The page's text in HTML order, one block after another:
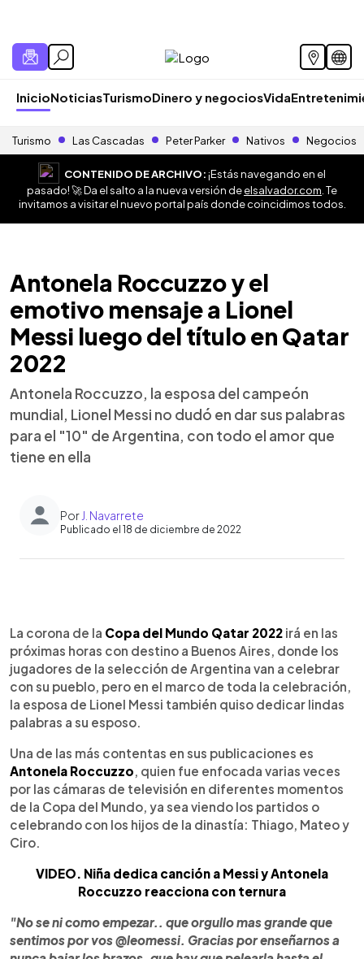
InicioNoticiasTurismoDinero y negociosVida
Turismo Las Cascadas Peter Parker Nativos Negocios
CONTENIDO DE ARCHIVO:¡Estás navegando en el
pasado! 🚀 Da el salto a la nueva versión deelsalvador.com . Te
invitamos a visitar el nuevo portal país donde coincidimos todos.
Antonela Roccuzzo y el
emotivo mensaje a Lionel
Messi luego del título en Qatar
2022
Antonela Roccuzzo, la esposa del campeón
mundial, Lionel Messi no dudó en dar sus palabras
para el "10" de Argentina, con todo el amor que
tiene en ella
Por J. Navarrete
Publicado el 18 de diciembre de 2022
Escuchar artículo
La corona de la Copa del Mundo Qatar 2022 irá en las
próximas horas con destino a Buenos Aires, donde los
jugadores de la selección de Argentina van a celebrar
con su pueblo, pero en el marco de toda la celebración,
la esposa de Lionel Messi también quiso dedicar lindas
palabras a su esposo.
Una de las más contentas en sus publicaciones es
Antonela Roccuzzo, quien fue enfocada varias veces
por las cámaras de televisión en diferentes momentos
de la Copa del Mundo, ya sea viendo los partidos o
celebrando con los hijos de la dinastía: Thiago, Mateo y
Ciro.
VIDEO. Niña dedica canción a Messi y Antonela
Roccuzzo reacciona con ternura
"No se ni como empezar.. que orgullo mas grande que
sentimos por vos @leomessi. Gracias por enseñarnos a